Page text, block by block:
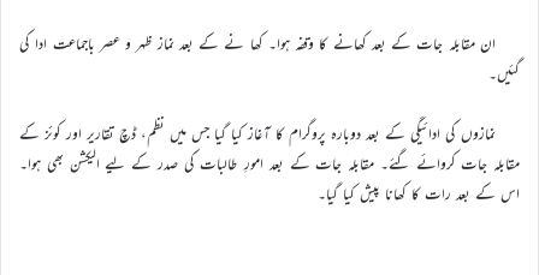
ان مقابلہ جات کے بعد کھانے کا وقفہ ہوا۔ کھا نے کے بعد نماز ظہر و عصر باجماعت ادا کی
گئیں۔
نمازوں کی ادائیگی کے بعد دوبارہ پروگرام کا آغاز کیا گیا جس میں نظم، ڈچ تقاریر اور کوئز کے
مقابلہ جات کروائے گئے۔ مقابلہ جات کے بعد امورِ طالبات کی صدر کے لیے الیکشن بھی ہوا۔
اس کے بعد رات کا کھانا پیش کیا گیا۔